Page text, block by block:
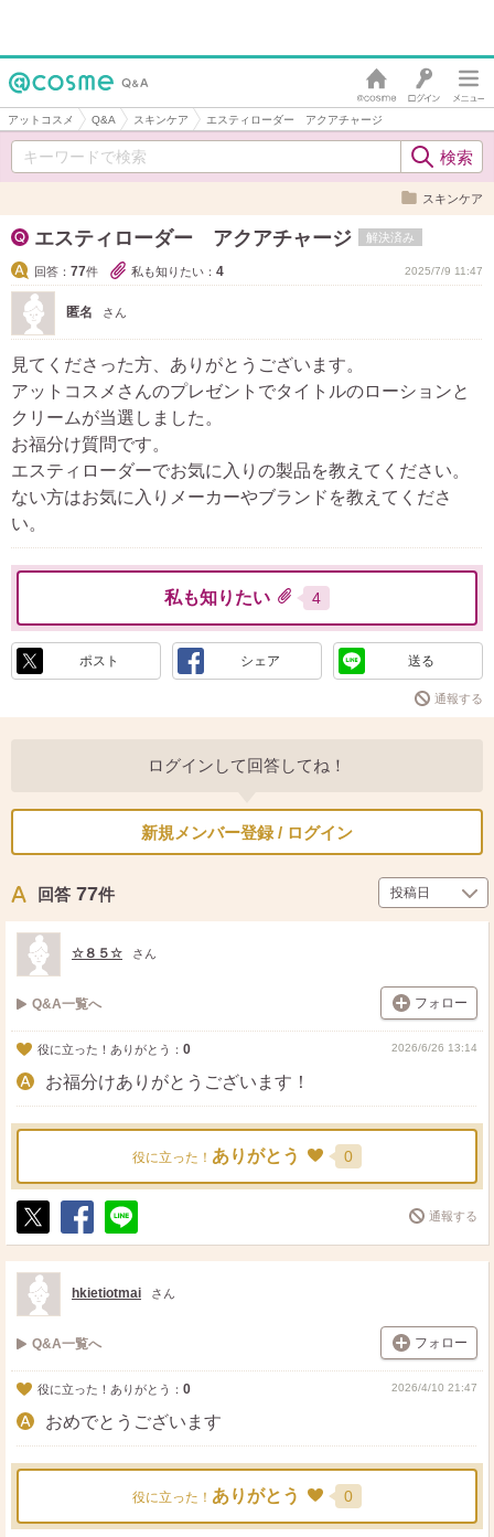
アットコスメ Q&A スキンケア エスティローダー アクアチャージ
スキンケア
エスティローダー アクアチャージ 解決済み
回答： 77件 私も知りたい： 4 2025/7/9 11:47
匿名 さん
見てくださった方、ありがとうございます。
アットコスメさんのプレゼントでタイトルのローションと
クリームが当選しました。
お福分け質問です。
エスティローダーでお気に入りの製品を教えてください。
ない方はお気に入りメーカーやブランドを教えてくださ
い。
私も知りたい 4
ポスト シェア 送る
通報する
ログインして回答してね！
新規メンバー登録 / ログイン
回答 77件
☆８５☆ さん
Q&A一覧へ フォロー
役に立った！ありがとう： 0 2026/6/26 13:14
お福分けありがとうございます！
役に立った！ ありがとう 0
ポ
ス
ト
シ
ェ
送
る
通報する
hkietiotmai さん
Q&A一覧へ フォロー
役に立った！ありがとう： 0 2026/4/10 21:47
おめでとうございます
役に立った！ ありがとう 0